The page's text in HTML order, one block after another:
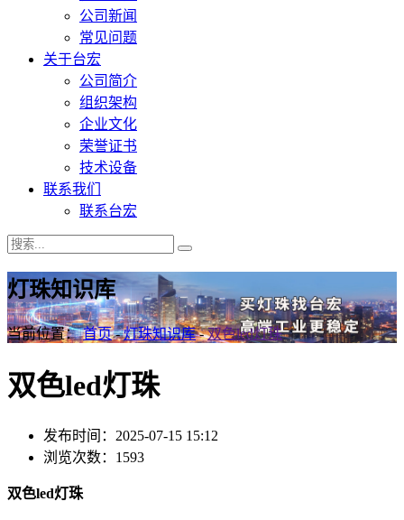
公司新闻
常见问题
关于台宏
公司简介
组织架构
企业文化
荣誉证书
技术设备
联系我们
联系台宏
灯珠知识库
当前位置：首页-灯珠知识库-双色led灯珠
双色led灯珠
发布时间：2025-07-15 15:12
浏览次数：1593
双色led灯珠